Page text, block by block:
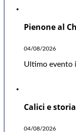
Pienone al
04/08/2026
Ultimo evento
Calici e
04/08/2026